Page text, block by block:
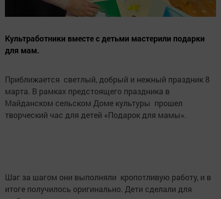
Культработники вместе с детьми мастерили подарки
для мам.
Приближается светлый, добрый и нежный праздник 8
марта. В рамках предстоящего праздника в
Майданском сельском Доме культуры прошел
творческий час для детей «Подарок для мамы».
Шаг за шагом они выполняли кропотливую работу, и в
итоге получилось оригинально. Дети сделали для